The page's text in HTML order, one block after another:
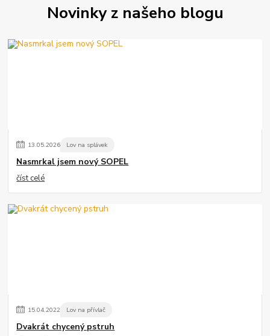
Novinky z našeho blogu
13.05.2026 Lov na splávek
Nasmrkal jsem nový SOPEL
číst celé
15.04.2022 Lov na přívlač
Dvakrát chycený pstruh